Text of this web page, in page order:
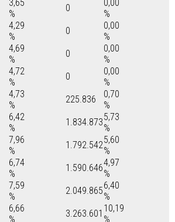
3,65
%
0
0,00
%
4,29
%
0
0,00
%
4,69
%
0
0,00
%
4,72
%
0
0,00
%
4,73
%
225.836
0,70
%
6,42
%
1.834.8735,73
%
7,96
%
1.792.5425,60
%
6,74
%
1.590.6464,97
%
7,59
%
2.049.8656,40
%
6,66
%
3.263.601 10,19
%